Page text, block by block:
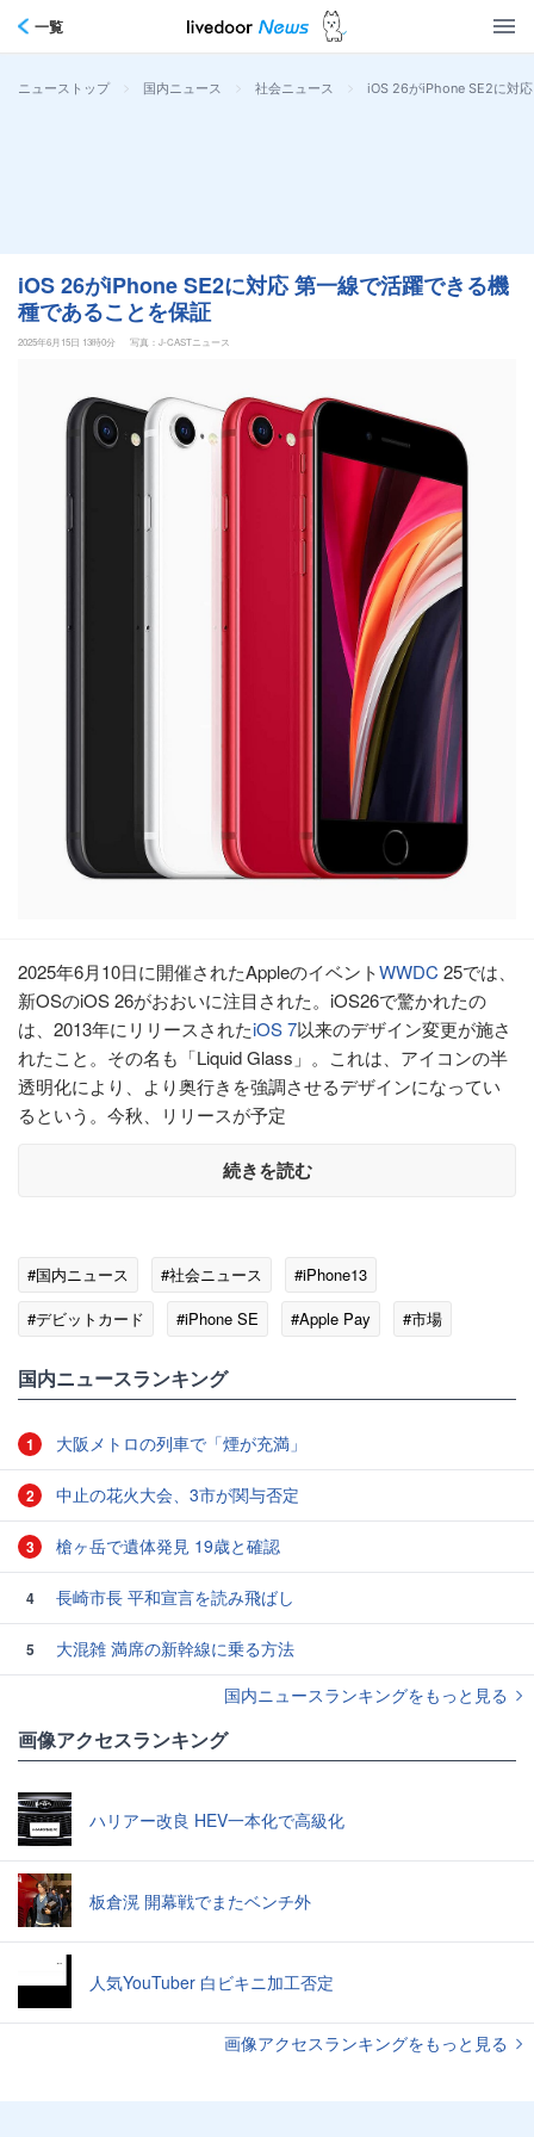
一覧
ニューストップ > 国内ニュース > 社会ニュース > iOS 26がiPhone SE2に対
iOS 26がiPhone SE2に対応 第一線で活躍できる機
種であることを保証
2025年6月15日 13時0分 写真：J-CASTニュース
2025年6月10日に開催されたAppleのイベントWWDC 25では、
新OSのiOS 26がおおいに注目された。iOS26で驚かれたの
は、2013年にリリースされたiOS 7以来のデザイン変更が施さ
れたこと。その名も「Liquid Glass」。これは、アイコンの半
透明化により、より奥行きを強調させるデザインになってい
るという。今秋、リリースが予定
続きを読む
#国内ニュース #社会ニュース
#iPhone13
#デビットカード
#iPhone SE #Apple Pay
#市場
国内ニュースランキング
1 大阪メトロの列車で「煙が充満」
2 中止の花火大会、3市が関与否定
3 槍ヶ岳で遺体発見 19歳と確認
4 長崎市長 平和宣言を読み飛ばし
5
大混雑 満席の新幹線に乗る方法
国内ニュースランキングをもっと見る
画像アクセスランキング
ハリアー改良 HEV一本化で高級化
板倉滉 開幕戦でまたベンチ外
人気YouTuber 白ビキニ加工否定
画像アクセスランキングをもっと見る